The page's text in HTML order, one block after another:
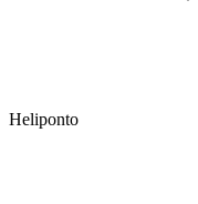
Heliponto